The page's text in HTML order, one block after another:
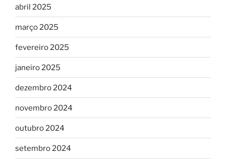
abril 2025
março 2025
fevereiro 2025
janeiro 2025
dezembro 2024
novembro 2024
outubro 2024
setembro 2024